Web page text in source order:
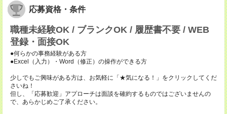
応募資格・条件
職種未経験OK / ブランクOK / 履歴書不要 / WEB
登録・面接OK
●何らかの事務経験がある方
●Excel（入力）・Word（修正）の操作ができる方
少しでもご興味がある方は、お気軽に「★気になる！」をクリックしてくだ
さいね！
但し、「応募歓迎」アプローチは面談を確約するものではございませんの
で、あらかじめご了承ください。